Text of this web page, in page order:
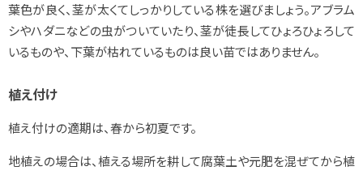
葉色が良く、茎が太くてしっかりしている株を選びましょう。アブラム
シやハダニなどの虫がついていたり、茎が徒長してひょろひょろして
いるものや、下葉が枯れているものは良い苗ではありません。
植え付け
植え付けの適期は、春から初夏です。
地植えの場合は、植える場所を耕して腐葉土や元肥を混ぜてから植